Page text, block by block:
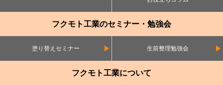
フクモト工業のセミナー・勉強会
塗り替えセミナー 生前整理勉強会
フクモト工業について